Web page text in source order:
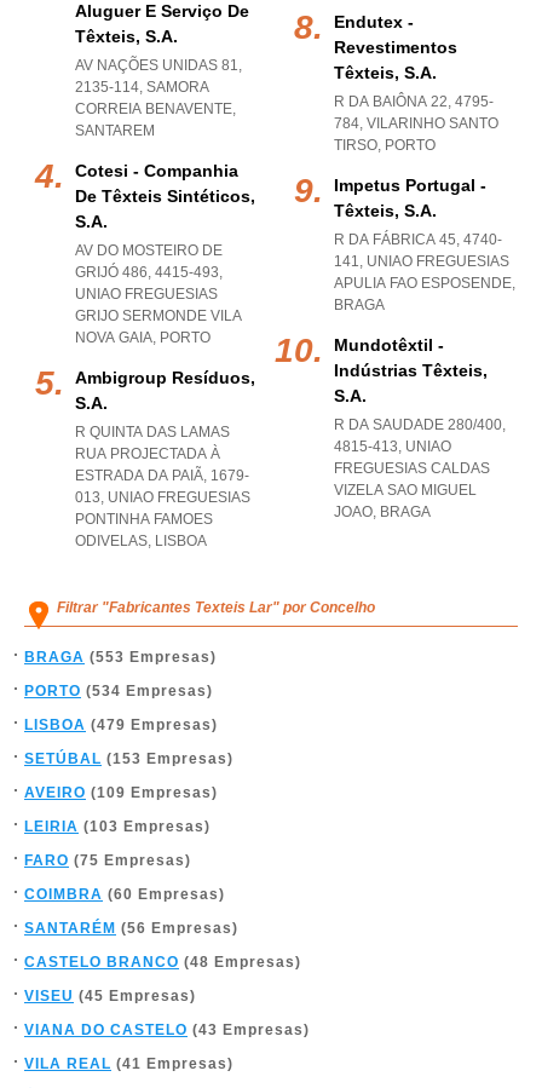
Aluguer E Serviço De
Têxteis, S.a.
AV NAÇÕES UNIDAS 81,
2135-114, SAMORA
CORREIA BENAVENTE,
SANTAREM
Cotesi - Companhia
De Têxteis Sintéticos,
S.a.
AV DO MOSTEIRO DE
GRIJÓ 486, 4415-493,
UNIAO FREGUESIAS
GRIJO SERMONDE VILA
NOVA GAIA, PORTO
Ambigroup Resíduos,
S.a.
R QUINTA DAS LAMAS
RUA PROJECTADA À
ESTRADA DA PAIÃ, 1679-
013, UNIAO FREGUESIAS
PONTINHA FAMOES
ODIVELAS, LISBOA
Endutex -
Revestimentos
Têxteis, S.a.
R DA BAIÔNA 22, 4795-
784, VILARINHO SANTO
TIRSO, PORTO
Impetus Portugal -
Têxteis, S.a.
R DA FÁBRICA 45, 4740-
141, UNIAO FREGUESIAS
APULIA FAO ESPOSENDE,
BRAGA
Mundotêxtil -
Indústrias Têxteis,
S.a.
R DA SAUDADE 280/400,
4815-413, UNIAO
FREGUESIAS CALDAS
VIZELA SAO MIGUEL
JOAO, BRAGA
Filtrar "Fabricantes Texteis Lar" por Concelho
BRAGA (553 Empresas)
PORTO (534 Empresas)
LISBOA (479 Empresas)
SETÚBAL (153 Empresas)
AVEIRO (109 Empresas)
LEIRIA (103 Empresas)
FARO (75 Empresas)
COIMBRA (60 Empresas)
SANTARÉM (56 Empresas)
CASTELO BRANCO (48 Empresas)
VISEU (45 Empresas)
VIANA DO CASTELO (43 Empresas)
VILA REAL (41 Empresas)